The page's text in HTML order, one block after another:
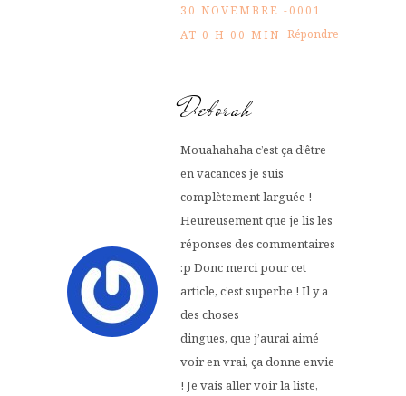
30 NOVEMBRE -0001
AT 0 H 00 MIN Répondre
Deborah
Mouahahaha c’est ça d’être
en vacances je suis
complètement larguée !
Heureusement que je lis les
réponses des commentaires
:p Donc merci pour cet
article, c’est superbe ! Il y a
des choses
dingues, que j’aurai aimé
voir en vrai, ça donne envie
! Je vais aller voir la liste,